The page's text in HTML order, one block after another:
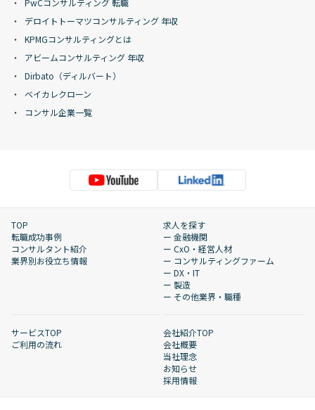
PwCコンサルティング 転職
デロイトトーマツコンサルティング 年収
KPMGコンサルティングとは
アビームコンサルティング 年収
Dirbato（ディルバート）
ベイカレクローン
コンサル企業一覧
TOP
転職成功事例
コンサルタント紹介
業界別お役立ち情報
求人を探す
ー 金融機関
ー CxO・経営人材
ー コンサルティングファーム
ー DX・IT
ー 製造
ー その他業界・職種
サービスTOP
ご利用の流れ
会社紹介TOP
会社概要
当社理念
お知らせ
採用情報